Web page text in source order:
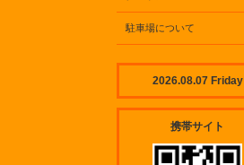
駐車場について
2026.08.07 Friday
携帯サイト